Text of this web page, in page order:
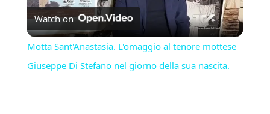
Video
Watch on
Motta Sant'Anastasia. L'omaggio al tenore mottese
Giuseppe Di Stefano nel giorno della sua nascita.